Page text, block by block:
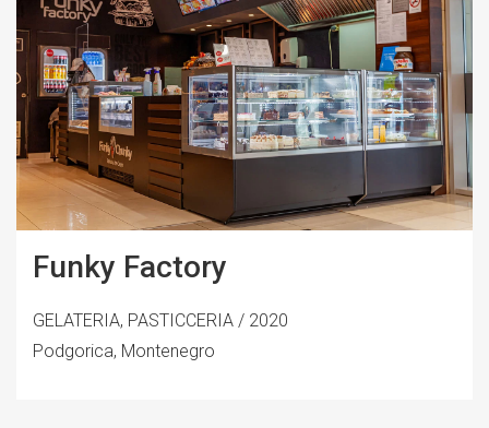
Funky Factory
GELATERIA, PASTICCERIA / 2020
Podgorica, Montenegro